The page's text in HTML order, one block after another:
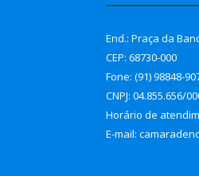
End.: Praça da
CEP: 68730-000
Fone: (91) 98848-
CNPJ: 04.855.656/
Horário de
E-mail: